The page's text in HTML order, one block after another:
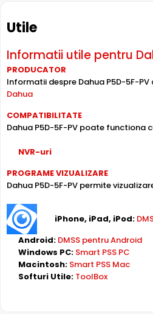
au ca specificatie distanta
"bate" iluminatorul in infrarosu,
riscul ca imaginea sa fie
Astfel, pentru a elimina acesta
supraveghere video DAHUA
dotata cu functia Infrarosu
Alte functii
Camera supraveghere duala
Dahua P5D-5F-PV-0280B, 5 MP +
Utile
Informatii utile pentru
PRODUCATOR
Informatii despre Dahua P5D-5F-
Dahua
COMPATIBILITATE
Dahua P5D-5F-PV poate functiona
NVR-uri
PROGRAME VIZUALIZARE
Dahua P5D-5F-PV permite
iPhone, iPad, iPod:
Android: DMSS pentru Android
Windows PC: Smart PSS PC
Macintosh: Smart PSS Mac
Softuri Utile: ToolBox